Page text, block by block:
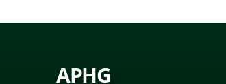
APHG